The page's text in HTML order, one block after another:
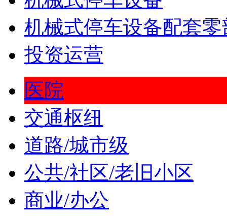
机械式停车设备配套零
投资运营
医院
交通枢纽
道路/城市级
公共/社区/老旧小区
商业/办公